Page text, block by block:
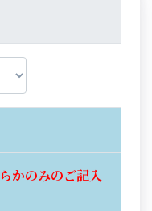
かのみのご記入